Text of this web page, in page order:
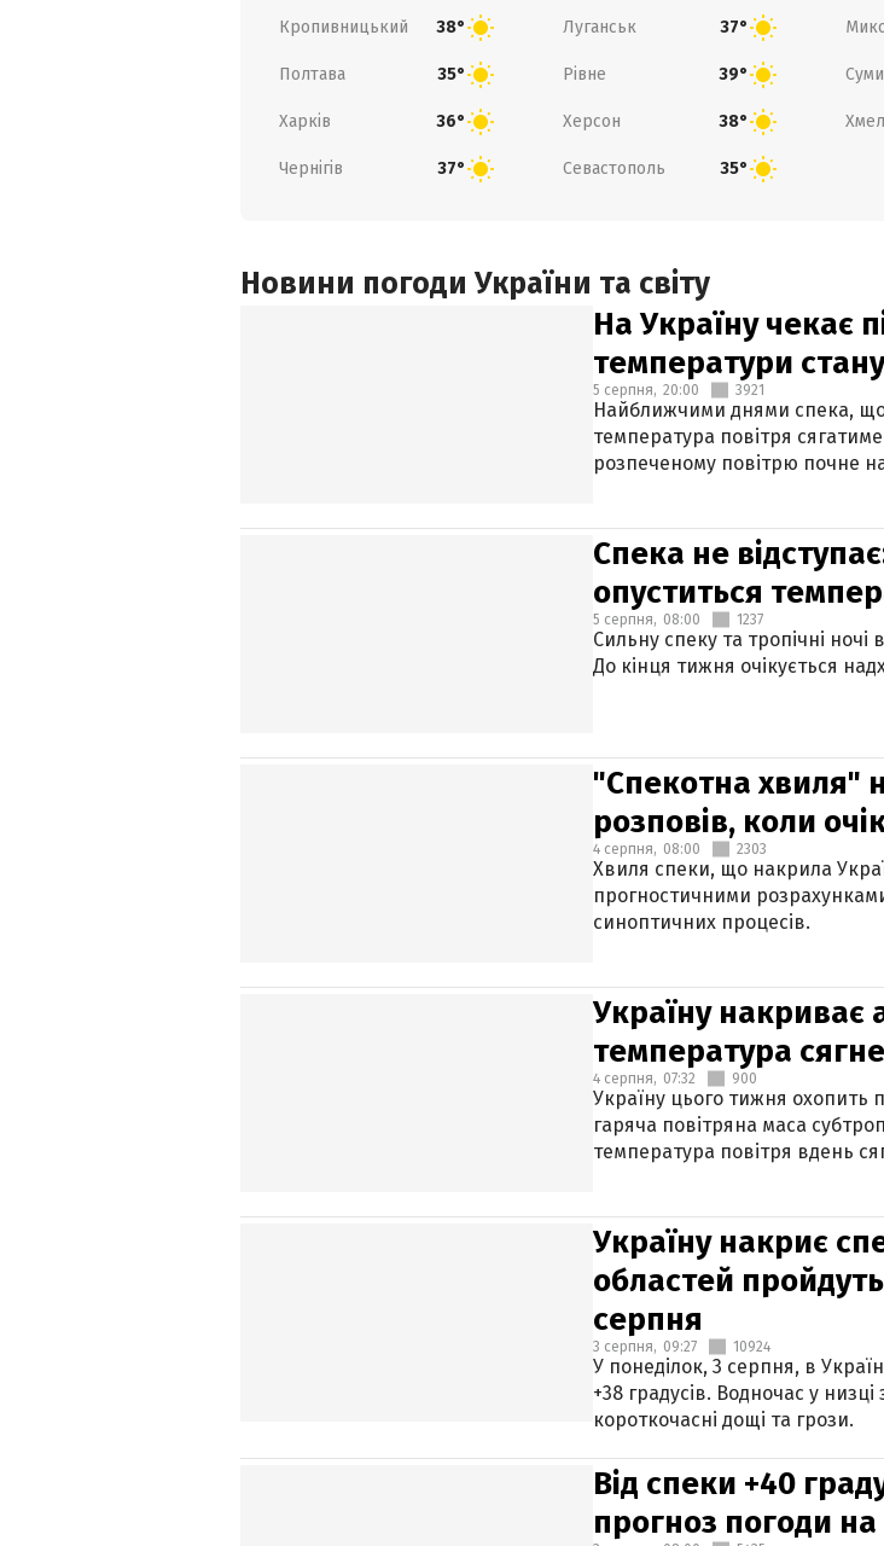
Кропивницький 38° Луганськ 37°
Полтава 35° Рівне 39° Суми
Харків 36° Херсон 38°
Чернігів 37° Севастополь 35°
Новини погоди України та світу
На Україну чекає
температури
5 серпня, 20:00 3921
Найближчими днями спека, що
температура повітря
розпеченому повітрю почне
Спека не
опуститься
5 серпня, 08:00 1237
Сильну спеку та тропічні
До кінця тижня очікується
"Спекотна хвиля"
розповів, коли
4 серпня, 08:00 2303
Хвиля спеки, що накрила
прогностичними
синоптичних процесів.
Україну накриває
температура
4 серпня, 07:32 900
Україну цього тижня охопить
гаряча повітряна маса
температура повітря вдень
Україну накриє
областей
серпня
3 серпня, 09:27 10924
У понеділок, 3 серпня, в
+38 градусів. Водночас у низці
короткочасні дощі та грози.
Від спеки +40
прогноз погоди